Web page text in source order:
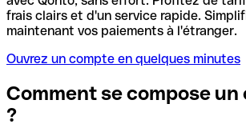
frais clairs et d'un service rapide.
maintenant vos paiements à l'étranger.
Ouvrez un compte en quelques minutes
Comment se compose un
?